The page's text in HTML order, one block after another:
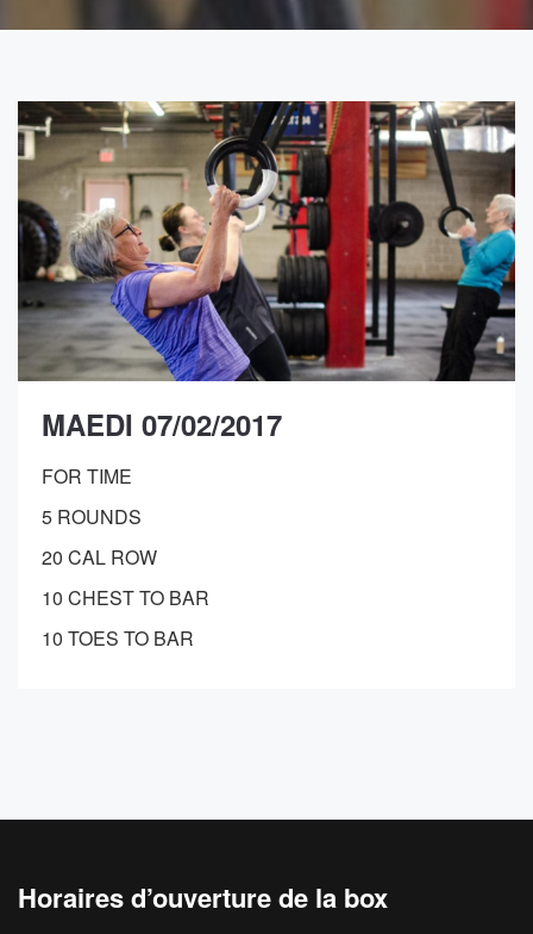
MAEDI 07/02/2017
FOR TIME
5 ROUNDS
20 CAL ROW
10 CHEST TO BAR
10 TOES TO BAR
Horaires d’ouverture de la box